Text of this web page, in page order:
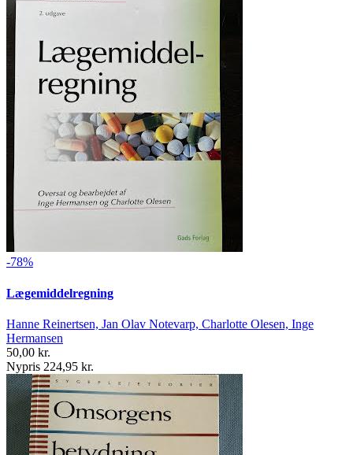
-78%
Lægemiddelregning
Hanne Reinertsen, Jan Olav Notevarp, Charlotte Olesen, Inge
Hermansen
50,00 kr.
Nypris 224,95 kr.